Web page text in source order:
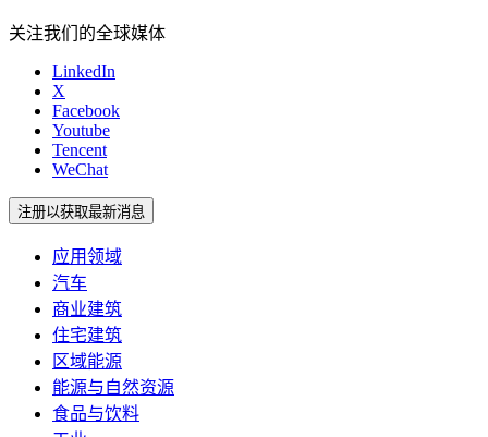
关注我们的全球媒体
LinkedIn
X
Facebook
Youtube
Tencent
WeChat
注册以获取最新消息
应用领域
汽车
商业建筑
住宅建筑
区域能源
能源与自然资源
食品与饮料